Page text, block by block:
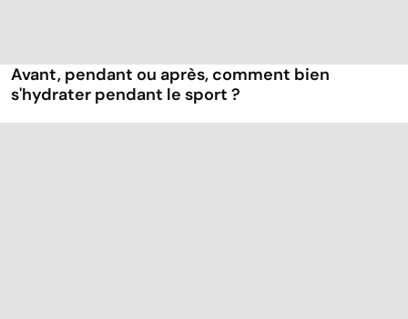
Avant, pendant ou après, comment bien
s'hydrater pendant le sport ?